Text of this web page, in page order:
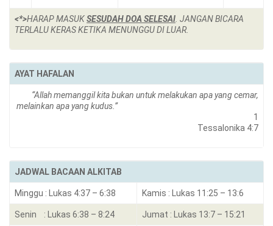
<*>HARAP MASUKSESUDAH DOA SELESAI . JANGAN BICARA
TERLALU KERAS KETIKA MENUNGGU DI LUAR.
AYAT HAFALAN
“Allah memanggil kita bukan untuk melakukan apa yang cemar,
melainkan apa yang kudus.”
1
Tessalonika 4:7
JADWAL BACAAN ALKITAB
Minggu : Lukas 4:37 – 6:38 Kamis : Lukas 11:25 – 13:6
Senin : Lukas 6:38 – 8:24 Jumat : Lukas 13:7 – 15:21